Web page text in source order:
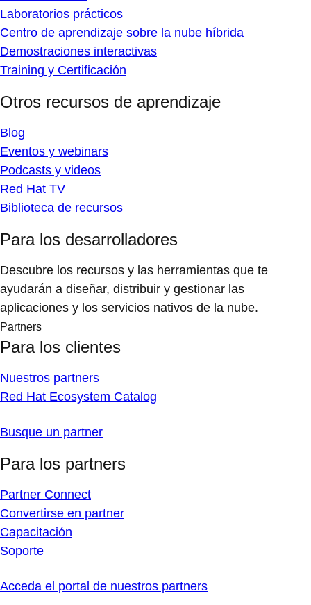
Laboratorios prácticos
Centro de aprendizaje sobre la nube híbrida
Demostraciones interactivas
Training y Certificación
Otros recursos de aprendizaje
Blog
Eventos y webinars
Podcasts y videos
Red Hat TV
Biblioteca de recursos
Para los desarrolladores
Descubre los recursos y las herramientas que te
ayudarán a diseñar, distribuir y gestionar las
aplicaciones y los servicios nativos de la nube.
Partners
Para los clientes
Nuestros partners
Red Hat Ecosystem Catalog
Busque un partner
Para los partners
Partner Connect
Convertirse en partner
Capacitación
Soporte
Acceda el portal de nuestros partners